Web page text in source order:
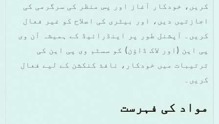
کریں، خودکار آغاز اور پس منظر کی سرگرمی کی
اجازتیں دیں، اور بیٹری کی اصلاح کو غیر فعال
کریں۔ آپشنل طور پر اینڈرائیڈ کے ہمیشہ آن وی
پی این (اور لاک ڈاؤن) کو سسٹم وی پی این کی
ترتیبات میں خودکار، نافذ کنکشن کے لیے فعال
کریں۔
مواد کی فہرست